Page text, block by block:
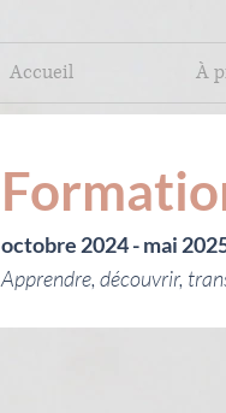
Accueil À
octobre 2024 - mai
Apprendre, découvrir,